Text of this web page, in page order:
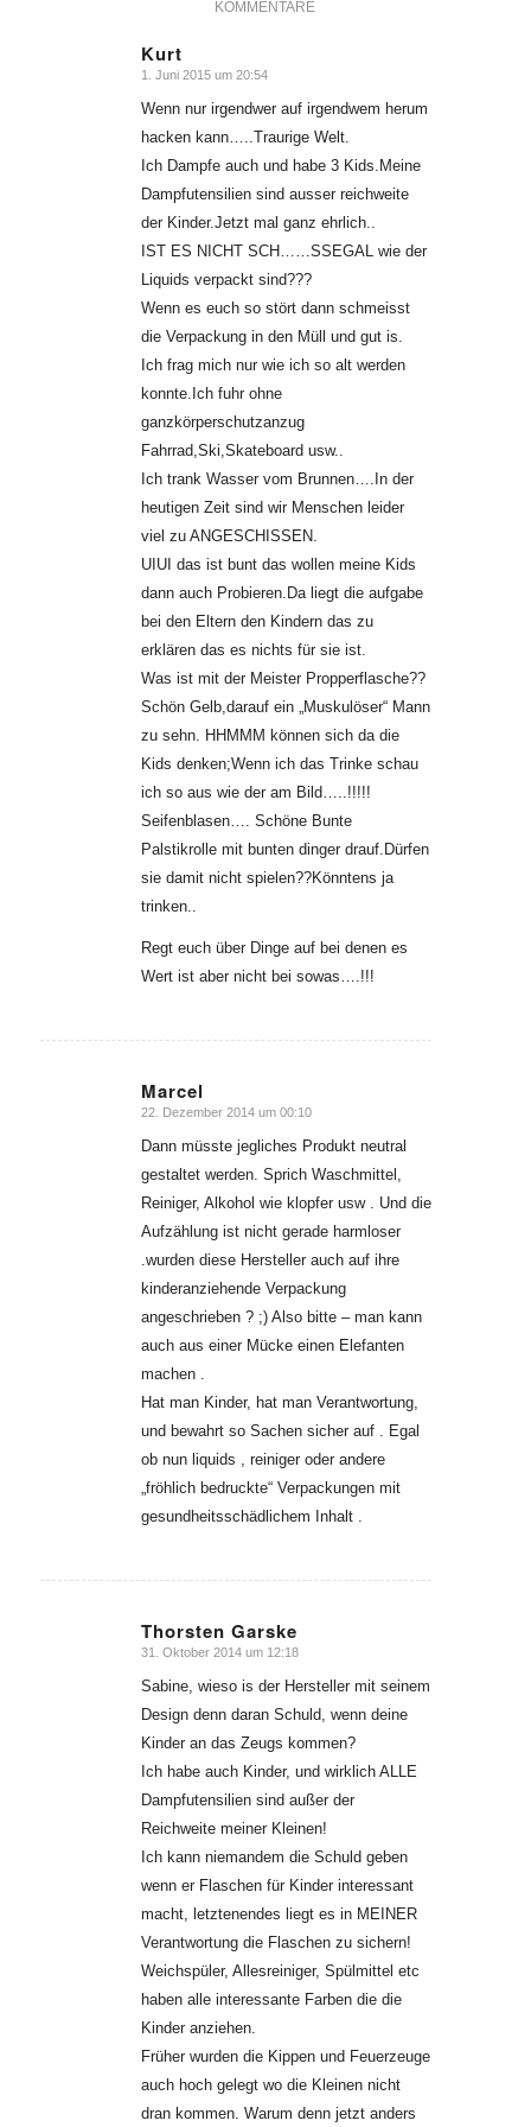
KOMMENTARE
Kurt
sagte:
1. Juni 2015 um 20:54
Wenn nur irgendwer auf irgendwem herum
hacken kann…..Traurige Welt.
Ich Dampfe auch und habe 3 Kids.Meine
Dampfutensilien sind ausser reichweite
der Kinder.Jetzt mal ganz ehrlich..
IST ES NICHT SCH……SSEGAL wie der
Liquids verpackt sind???
Wenn es euch so stört dann schmeisst
die Verpackung in den Müll und gut is.
Ich frag mich nur wie ich so alt werden
konnte.Ich fuhr ohne
ganzkörperschutzanzug
Fahrrad,Ski,Skateboard usw..
Ich trank Wasser vom Brunnen….In der
heutigen Zeit sind wir Menschen leider
viel zu ANGESCHISSEN.
UIUI das ist bunt das wollen meine Kids
dann auch Probieren.Da liegt die aufgabe
bei den Eltern den Kindern das zu
erklären das es nichts für sie ist.
Was ist mit der Meister Propperflasche??
Schön Gelb,darauf ein „Muskulöser“ Mann
zu sehn. HHMMM können sich da die
Kids denken;Wenn ich das Trinke schau
ich so aus wie der am Bild…..!!!!!
Seifenblasen…. Schöne Bunte
Palstikrolle mit bunten dinger drauf.Dürfen
sie damit nicht spielen??Könntens ja
trinken..
Regt euch über Dinge auf bei denen es
Wert ist aber nicht bei sowas….!!!
Marcel
sagte:
22. Dezember 2014 um 00:10
Dann müsste jegliches Produkt neutral
gestaltet werden. Sprich Waschmittel,
Reiniger, Alkohol wie klopfer usw . Und die
Aufzählung ist nicht gerade harmloser
.wurden diese Hersteller auch auf ihre
kinderanziehende Verpackung
angeschrieben ? ;) Also bitte – man kann
auch aus einer Mücke einen Elefanten
machen .
Hat man Kinder, hat man Verantwortung,
und bewahrt so Sachen sicher auf . Egal
ob nun liquids , reiniger oder andere
„fröhlich bedruckte“ Verpackungen mit
gesundheitsschädlichem Inhalt .
Thorsten Garske
sagte:
31. Oktober 2014 um 12:18
Sabine, wieso is der Hersteller mit seinem
Design denn daran Schuld, wenn deine
Kinder an das Zeugs kommen?
Ich habe auch Kinder, und wirklich ALLE
Dampfutensilien sind außer der
Reichweite meiner Kleinen!
Ich kann niemandem die Schuld geben
wenn er Flaschen für Kinder interessant
macht, letztenendes liegt es in MEINER
Verantwortung die Flaschen zu sichern!
Weichspüler, Allesreiniger, Spülmittel etc
haben alle interessante Farben die die
Kinder anziehen.
Früher wurden die Kippen und Feuerzeuge
auch hoch gelegt wo die Kleinen nicht
dran kommen. Warum denn jetzt anders